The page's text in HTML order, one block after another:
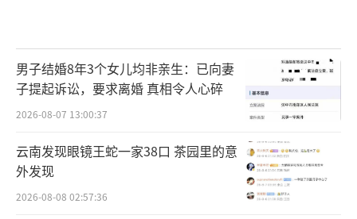
男子结婚8年3个女儿均非亲生：已向妻
子提起诉讼，要求离婚 真相令人心碎
2026-08-07 13:00:37
云南发现眼镜王蛇一家38口 茶园里的意
外发现
2026-08-08 02:57:36